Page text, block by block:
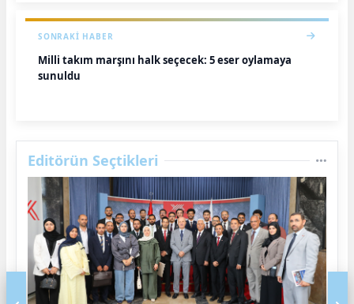
SONRAKI HABER
Milli takım marşını halk seçecek: 5 eser oylamaya
sunuldu
Editörün Seçtikleri